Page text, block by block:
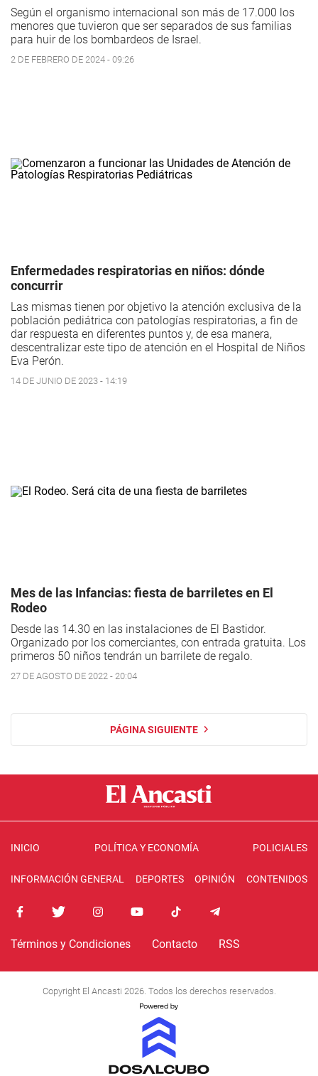
Según el organismo internacional son más de 17.000 los
menores que tuvieron que ser separados de sus familias
para huir de los bombardeos de Israel.
2 DE FEBRERO DE 2024 - 09:26
Enfermedades respiratorias en niños: dónde
concurrir
Las mismas tienen por objetivo la atención exclusiva de la
población pediátrica con patologías respiratorias, a fin de
dar respuesta en diferentes puntos y, de esa manera,
descentralizar este tipo de atención en el Hospital de Niños
Eva Perón.
14 DE JUNIO DE 2023 - 14:19
Mes de las Infancias: fiesta de barriletes en El
Rodeo
Desde las 14.30 en las instalaciones de El Bastidor.
Organizado por los comerciantes, con entrada gratuita. Los
primeros 50 niños tendrán un barrilete de regalo.
27 DE AGOSTO DE 2022 - 20:04
PÁGINA SIGUIENTE
INICIO POLÍTICA Y ECONOMÍA POLICIALES
INFORMACIÓN GENERAL DEPORTES OPINIÓN CONTENIDOS
Términos y Condiciones Contacto RSS
Copyright El Ancasti 2026. Todos los derechos reservados.